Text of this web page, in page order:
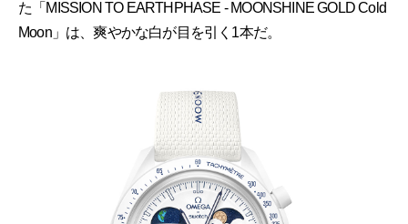
た「MISSION TO EARTHPHASE - MOONSHINE GOLD Cold
Moon」は、爽やかな白が目を引く1本だ。